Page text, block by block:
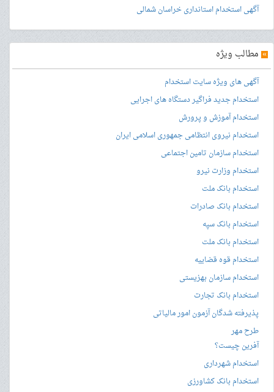
آگهی استخدام استانداری خراسان شمالی
» مطالب ویژه
آگهی های ویژه سایت استخدام
استخدام جدید فراگیر دستگاه های اجرایی
استخدام آموزش و پرورش
استخدام نیروی انتظامی جمهوری اسلامی ایران
استخدام سازمان تامین اجتماعی
استخدام وزارت نیرو
استخدام بانک ملت
استخدام بانک صادرات
استخدام بانک سپه
استخدام بانک ملت
استخدام قوه قضاییه
استخدام سازمان بهزیستی
استخدام بانک تجارت
پذیرفته شدگان آزمون امور مالیاتی
طرح مهر
آفرین چیست؟
استخدام شهرداری
استخدام بانک کشاورزی